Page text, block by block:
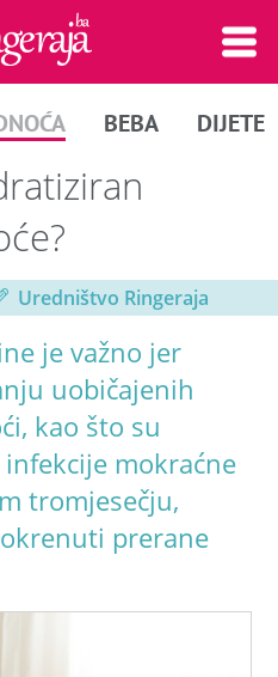
BEBA DIJETE
Uredništvo Ringeraja
je važno jer
uobičajenih
kao što su
mokraćne
tromjesečju,
prerane